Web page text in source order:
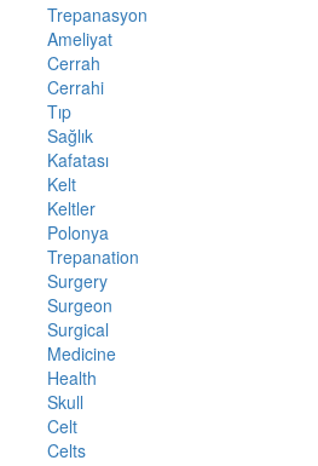
Trepanasyon
Ameliyat
Cerrah
Cerrahi
Tıp
Sağlık
Kafatası
Kelt
Keltler
Polonya
Trepanation
Surgery
Surgeon
Surgical
Medicine
Health
Skull
Celt
Celts